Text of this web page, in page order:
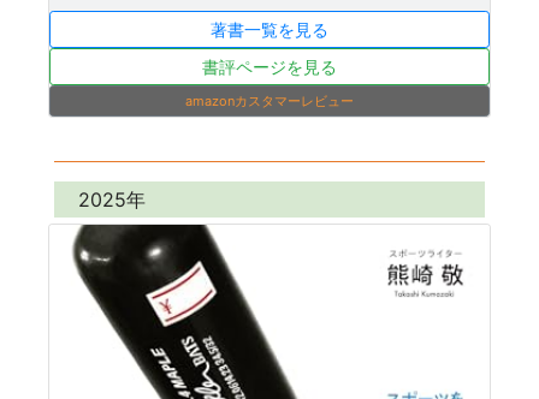
著書一覧を見る
書評ページを見る
amazonカスタマーレビュー
2025年